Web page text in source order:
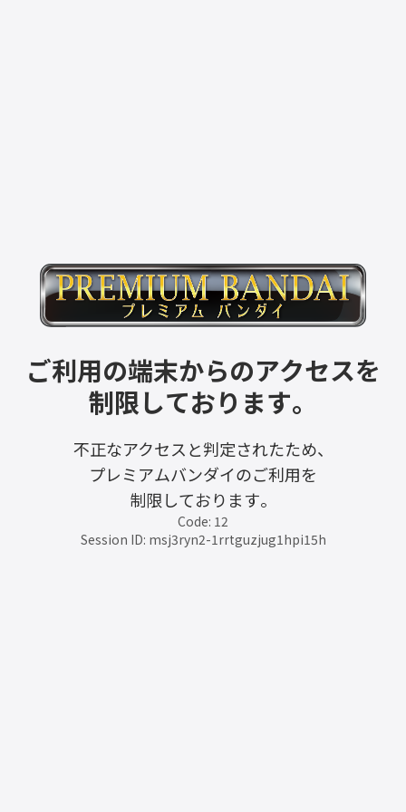
ご利用の端末からのアクセスを
制限しております。
不正なアクセスと判定されたため、
プレミアムバンダイのご利用を
制限しております。
Code: 12
Session ID: msj3ryn2-1rrtguzjug1hpi15h